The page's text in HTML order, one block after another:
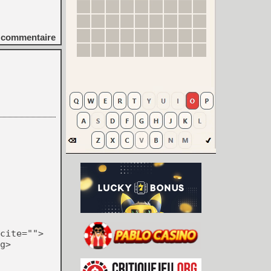
commentaire